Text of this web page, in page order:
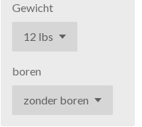
Gewicht
boren